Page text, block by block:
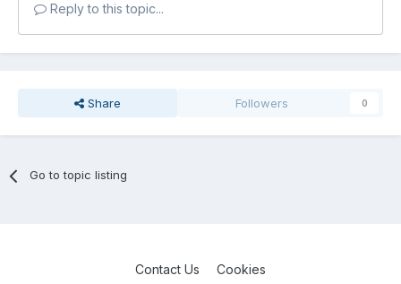
Reply to this topic...
Share Followers 0
Go to topic listing
Contact Us Cookies